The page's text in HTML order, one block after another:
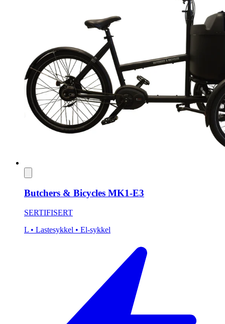
Butchers & Bicycles MK1-E3
SERTIFISERT
L • Lastesykkel • El-sykkel